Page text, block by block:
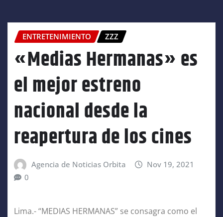
ENTRETENIMIENTO ZZZ
«Medias Hermanas» es
el mejor estreno
nacional desde la
reapertura de los cines
Agencia de Noticias Orbita
Nov 19, 2021
0
Lima.- “MEDIAS HERMANAS” se consagra como el